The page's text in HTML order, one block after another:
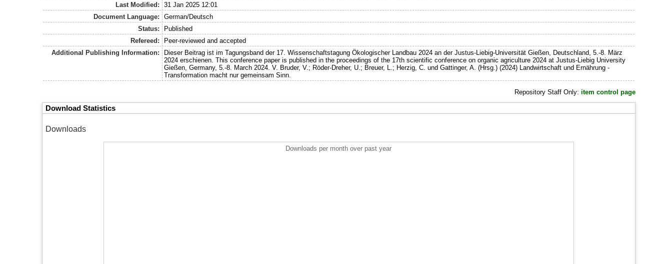
Last Modified:
31 Jan 2025 12:01
Document Language:
German/Deutsch
Status:
Published
Refereed:
Peer-reviewed and accepted
Additional Publishing Information:
Dieser Beitrag ist im Tagungsband der 17. Wissenschaftstagung Ökologischer Landbau 2024 an der Justus-Liebig-Universität Gießen, Deutschland, 5.-8. März
2024 erschienen. This conference paper is published in the proceedings of the 17th scientific conference on organic agriculture 2024 at Justus-Liebig University
Gießen, Germany, 5.-8. March 2024. V. Bruder, V.; Röder-Dreher, U.; Breuer, L.; Herzig, C. und Gattinger, A. (Hrsg.) (2024) Landwirtschaft und Ernährung -
Transformation macht nur gemeinsam Sinn.
Repository Staff Only: item control page
Download Statistics
Downloads
Downloads per month over past year